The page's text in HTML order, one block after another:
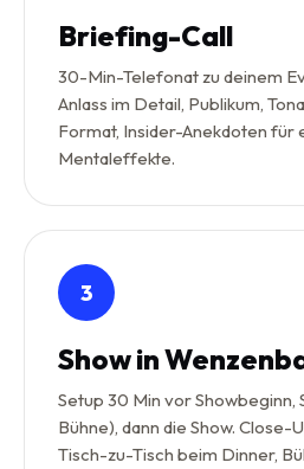
Briefing-Call
30-Min-Telefonat zu deinem
Anlass im Detail, Publikum,
Format, Insider-Anekdoten für
Mentaleffekte.
3
Show in
Setup 30 Min vor Showbeginn,
Bühne), dann die Show.
Tisch-zu-Tisch beim Dinner,